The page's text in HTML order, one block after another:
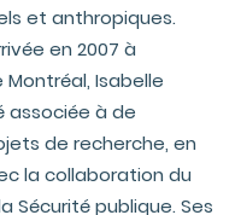
et anthropiques.
en 2007 à
Montréal, Isabelle
associée à de
de recherche, en
la collaboration du
Sécurité publique. Ses